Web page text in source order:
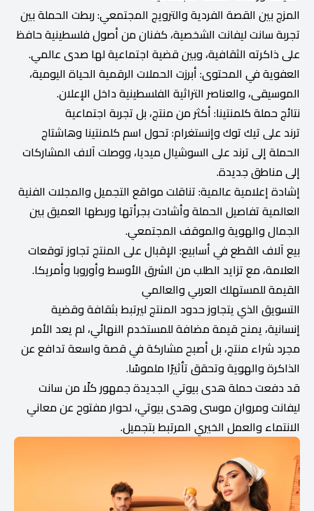
المزج بين القصة الفردية والترويج المجتمعي: ربطت الحملة بين
تجربة سانت ليفانت الشخصية، كفنان من أصول فلسطينية حافظ
على ذاكرته الثقافية، وبين قضية اجتماعية لها صدى عالمي.
العفوية في المحتوى: أبرزت الحملات الرقمية الحياة اليومية،
الموسيقى، والعناصر التراثية الفلسطينية داخل الإعلان.
نتائج حملة كلمنتينا: أكثر من منتج، بل تجربة اجتماعية
ترند على تيك توك وإنستغرام: تحول اسم كلمنتينا وهاشتاج
الحملة إلى ترند على السوشيال ميديا، ووصلت آلاف المشاركات
إلى مناطق جديدة.
إشادة إعلامية عالمية: تناقلت مواقع التجميل والمجلات الفنية
العالمية تفاصيل الحملة وأشادت بجرأتها وربطها العميق بين
الجمال والهوية والموقف المجتمعي.
بيع آلاف القطع في أسابيع: الإقبال على المنتج تجاوز توقعات
العلامة، مع تزايد الطلب من الشرق الأوسط وأوروبا وأمريكا.
القيمة للمستهلك العربي والعالمي
التسويق الذي يتجاوز حدود المنتج ليرتبط بثقافة وقضية
إنسانية، يمنح قيمة مضافة للمستخدم النهائي، لم يعد الأمر
مجرد شراء منتج، بل أصبح مشاركة في قصة واسعة تدافع عن
الذاكرة والهوية وتحقق تأثيرًا ملموسًا.
قد دفعت حملة هدى بيوتي الجديدة جمهور كلًا من سانت
ليفانت ومروان موسى وهدى بيوتي، لحوار مفتوح عن معاني
الانتماء والعمل الخيري المرتبط بتجميل.